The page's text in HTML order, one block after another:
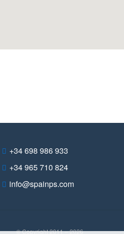
+34 698 986 933
+34 965 710 824
info@spainps.com
© Copyright 2011 – 2026